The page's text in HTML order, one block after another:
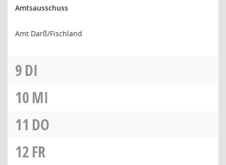
Amtsausschuss
Amt Darß/Fischland
9DI
10MI
11 DO
12FR